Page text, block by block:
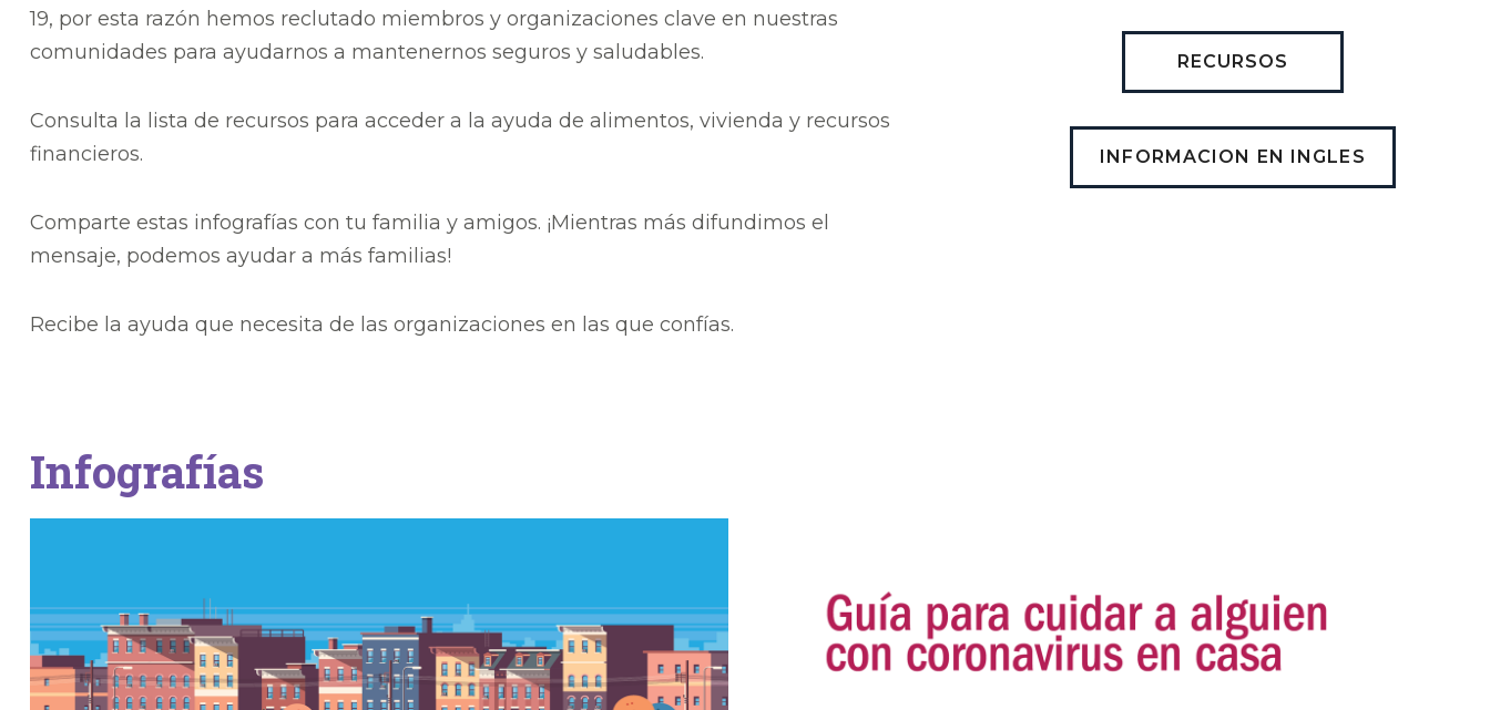
19, por esta razón hemos reclutado miembros y organizaciones clave en nuestras
comunidades para ayudarnos a mantenernos seguros y saludables.
Consulta la lista de recursos para acceder a la ayuda de alimentos, vivienda y recursos
financieros.
Comparte estas infografías con tu familia y amigos. ¡Mientras más difundimos el
mensaje, podemos ayudar a más familias!
Recibe la ayuda que necesita de las organizaciones en las que confías.
RECURSOS
INFORMACION EN INGLES
Infografías